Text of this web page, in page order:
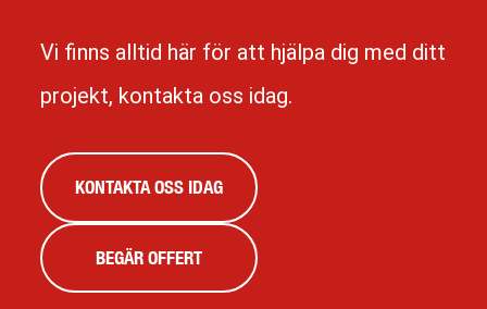
Vi finns alltid här för att hjälpa dig med ditt
projekt, kontakta oss idag.
KONTAKTA OSS IDAG
BEGÄR OFFERT